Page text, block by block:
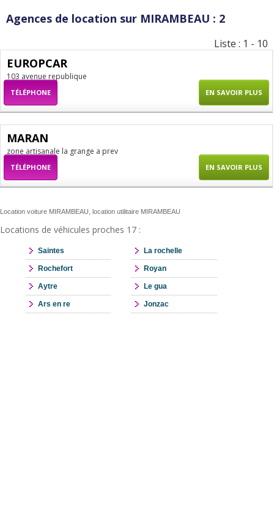
Agences de location sur MIRAMBEAU : 2
Liste : 1 - 10
EUROPCAR
103 avenue republique
TÉLÉPHONE EN SAVOIR PLUS
MARAN
zone artisanale la grange a prev
TÉLÉPHONE EN SAVOIR PLUS
Location voiture MIRAMBEAU, location utilitaire MIRAMBEAU
Locations de véhicules proches 17 :
Saintes La rochelle
Rochefort Royan
Aytre Le gua
Ars en re Jonzac